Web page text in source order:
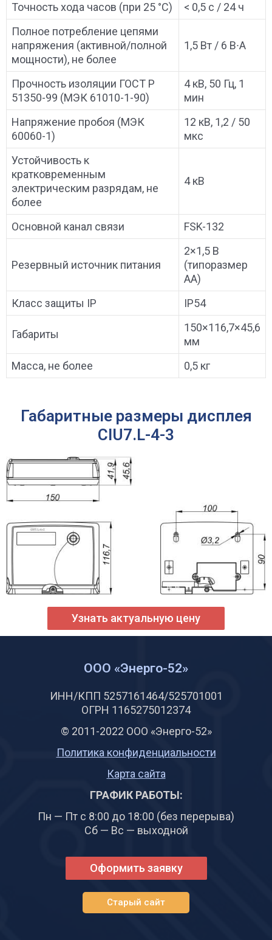
Точность хода часов (при 25 °C)
< 0,5 с / 24 ч
Полное потребление цепями
напряжения (активной/полной
мощности), не более
1,5 Вт / 6 В∙А
Прочность изоляции ГОСТ Р
51350-99 (МЭК 61010-1-90)
4 кВ, 50 Гц, 1
мин
Напряжение пробоя (МЭК
60060-1)
12 кВ, 1,2 / 50
мкс
Устойчивость к
кратковременным
электрическим разрядам, не
более
4 кВ
Основной канал связи FSK-132
Резервный источник питания
2×1,5 В
(типоразмер
АА)
Класс защиты IP
IP54
Габариты
150×116,7×45,6
мм
Масса, не более
0,5 кг
Габаритные размеры дисплея
CIU7.L-4-3
Узнать актуальную цену
ООО «Энерго-52»
ИНН/КПП 5257161464/525701001
ОГРН 1165275012374
© 2011-2022 ООО «Энерго-52»
Политика конфиденциальности
Карта сайта
ГРАФИК РАБОТЫ:
Пн — Пт с 8:00 до 18:00 (без перерыва)
Сб — Вс — выходной
Оформить заявку
Старый сайт